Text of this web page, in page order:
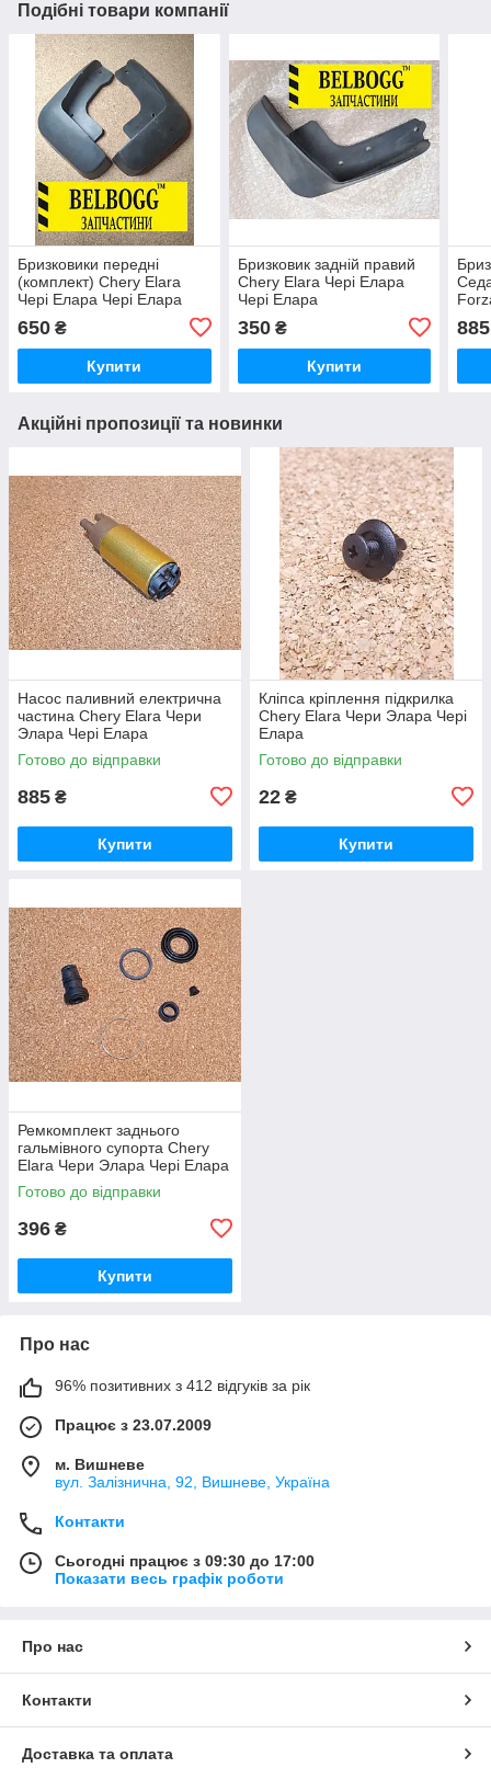
Подібні товари компанії
Бризковики передні
(комплект) Chery Elara
Чері Елара Чері Елара
650 ₴
Купити
Бризковик задній правий
Chery Elara Чері Елара
Чері Елара
350₴
Купити
885
Акційні пропозиції та новинки
Насос паливний електрична
частина Chery Elara Чери
Элара Чері Елара
Готово до відправки
885 ₴
Купити
Кліпса кріплення підкрилка
Chery Elara Чери Элара Чері
Елара
Готово до відправки
22 ₴
Купити
Ремкомплект заднього
гальмівного супорта Chery
Elara Чери Элара Чері Елара
Готово до відправки
396 ₴
Купити
Про нас
96% позитивних з 412 відгуків за рік
Працює з 23.07.2009
м. Вишневе
вул. Залізнична, 92, Вишневе, Україна
Контакти
Сьогодні працює з 09:30 до 17:00
Показати весь графік роботи
Про нас
Контакти
Доставка та оплата